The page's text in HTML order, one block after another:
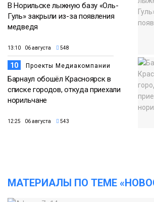
В Норильске лыжную базу «Оль-
Гуль» закрыли из-за появления
медведя
13:10 06 августа 548
10 Проекты Медиакомпании
Барнаул обошёл Красноярск в
списке городов, откуда приехали
норильчане
12:25 06 августа 543
МАТЕРИАЛЫ ПО ТЕМЕ